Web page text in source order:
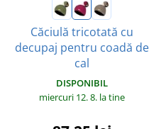
Căciulă tricotată cu
decupaj pentru coadă de
cal
DISPONIBIL
miercuri 12. 8. la tine